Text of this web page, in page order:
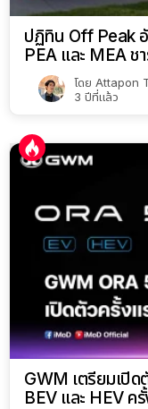
ปฏิทิน Off Peak
PEA และ MEA ช
โดย Attapon
3 ปีที่แล้ว
GWM เตรียมเปิ
BEV และ HEV ค